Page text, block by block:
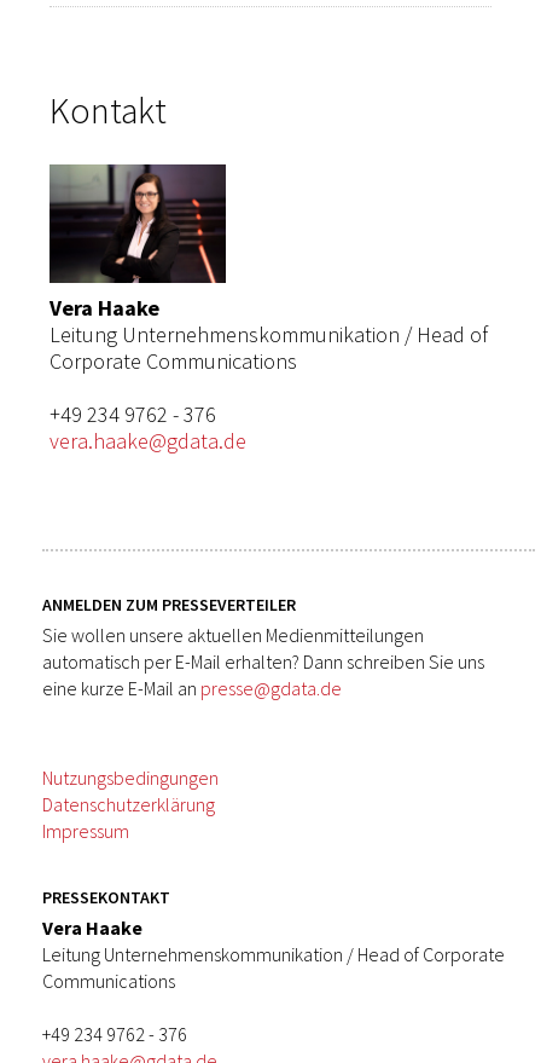
Kontakt
Vera Haake
Leitung Unternehmenskommunikation / Head of
Corporate Communications
+49 234 9762 - 376
vera.haake@gdata.de
ANMELDEN ZUM PRESSEVERTEILER
Sie wollen unsere aktuellen Medienmitteilungen
automatisch per E-Mail erhalten? Dann schreiben Sie uns
eine kurze E-Mail an presse@gdata.de
Nutzungsbedingungen
Datenschutzerklärung
Impressum
PRESSEKONTAKT
Vera Haake
Leitung Unternehmenskommunikation / Head of Corporate
Communications
+49 234 9762 - 376